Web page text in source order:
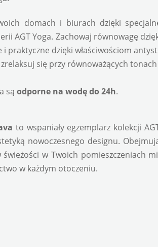
domach i biurach dzięki
AGT Yoga. Zachowaj równowagę
i praktyczne dzięki właściwościom
się przy równoważących tonach
są odporne na wodę do 24h.
to wspaniały egzemplarz kolekcji
nowoczesnego designu.
w Twoich pomieszczeniach
w każdym otoczeniu.